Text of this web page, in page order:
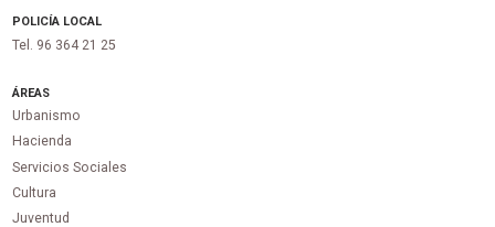
POLICÍA LOCAL
Tel. 96 364 21 25
ÁREAS
Urbanismo
Hacienda
Servicios Sociales
Cultura
Juventud